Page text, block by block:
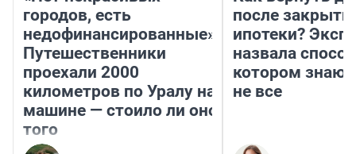
городов, есть
недофинансированные».
Путешественники
проехали 2000
километров по Уралу на
машине — стоило ли оно
того
после
ипотеки?
назвала
котором
не все